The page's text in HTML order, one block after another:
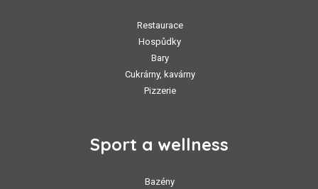
Restaurace
Hospůdky
Bary
Cukrárny, kavárny
Pizzerie
Sport a wellness
Bazény